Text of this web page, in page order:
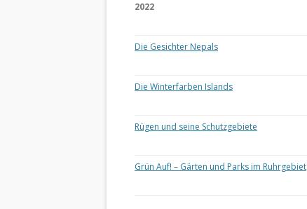
2022
Die Gesichter Nepals
Die Winterfarben Islands
Rügen und seine Schutzgebiete
Grün Auf! – Gärten und Parks im Ruhrgebiet